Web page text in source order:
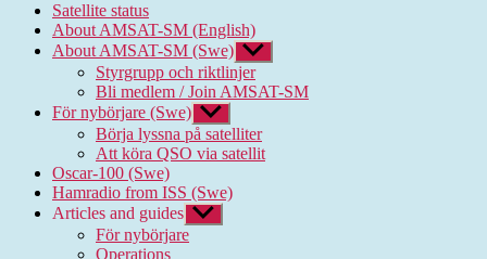
Satellite status
About AMSAT-SM (English)
About AMSAT-SM (Swe) Show
sub
menu
Styrgrupp och riktlinjer
Bli medlem / Join AMSAT-SM
För nybörjare (Swe) Show
sub
menu
Börja lyssna på satelliter
Att köra QSO via satellit
Oscar-100 (Swe)
Hamradio from ISS (Swe)
Articles and guides Show
sub
För nybörjare
Operations